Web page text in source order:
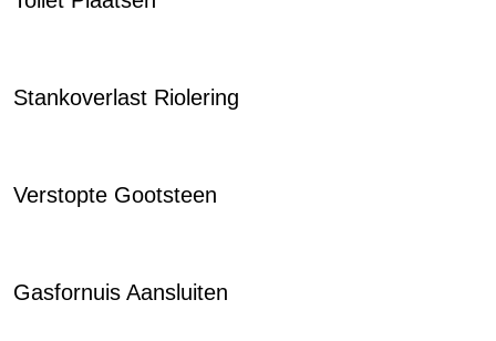
Stankoverlast Riolering
Verstopte Gootsteen
Gasfornuis Aansluiten